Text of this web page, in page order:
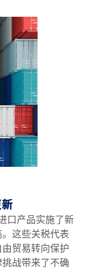
口产品实施了新
这些关税代表
贸易转向保护
战带来了不确